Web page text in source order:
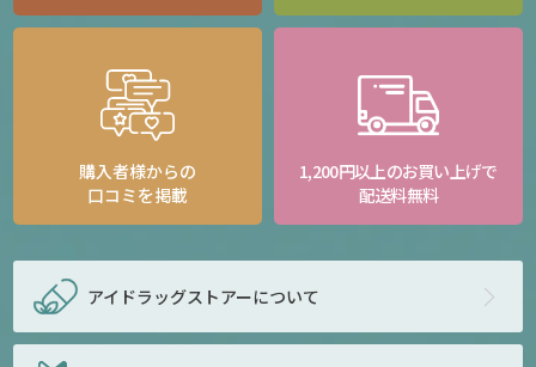
購入者様からの
口コミを掲載
1,200円以上のお買い上げで
配送料無料
アイドラッグストアーについて